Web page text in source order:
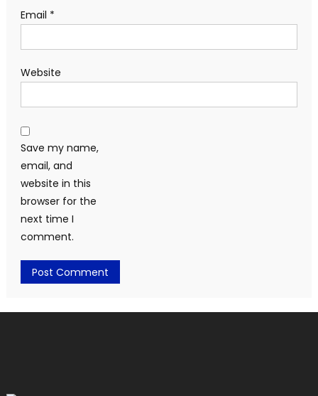
Email *
Website
Save my name,
email, and
website in this
browser for the
next time I
comment.